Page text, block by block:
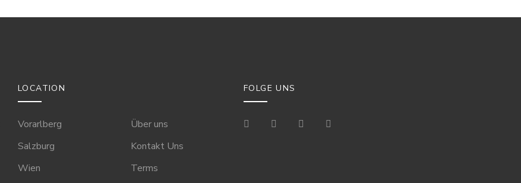
LOCATION
Vorarlberg
Salzburg
Wien
Über uns
Kontakt Uns
Terms
FOLGE UNS